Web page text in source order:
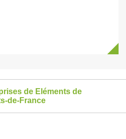
de Eléments de
de-France